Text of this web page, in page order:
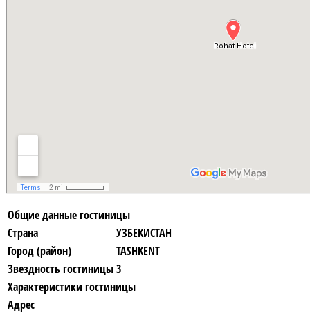
Общие данные гостиницы
Страна
УЗБЕКИСТАН
Город (район)
TASHKENT
Звездность гостиницы3
Характеристики гостиницы
Адрес